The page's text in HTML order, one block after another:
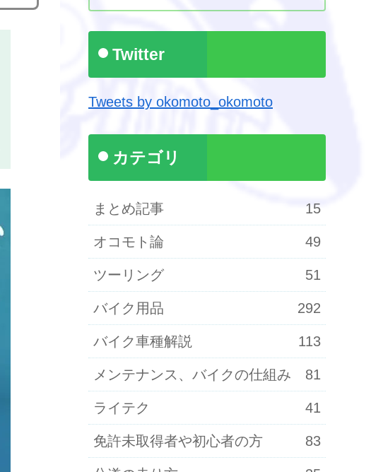
Twitter
Tweets by okomoto_okomoto
カテゴリ
まとめ記事 15
オコモト論 49
ツーリング 51
バイク用品 292
バイク車種解説 113
メンテナンス、バイクの仕組み 81
ライテク 41
免許未取得者や初心者の方 83